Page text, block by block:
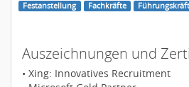
Festanstellung Fachkräfte
Auszeichnungen und
• Xing: Innovatives Recruitment